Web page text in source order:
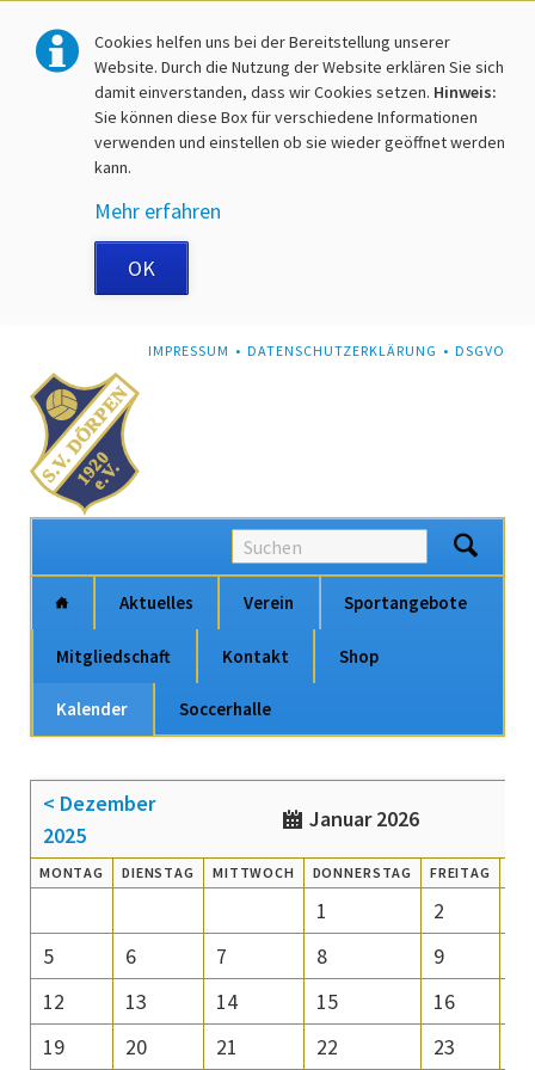
Cookies helfen uns bei der Bereitstellung unserer
Website. Durch die Nutzung der Website erklären Sie sich
damit einverstanden, dass wir Cookies setzen. Hinweis:
Sie können diese Box für verschiedene Informationen
verwenden und einstellen ob sie wieder geöffnet werden
kann.
Mehr erfahren
OK
NAVIGATION
IMPRESSUM DATENSCHUTZERKLÄRUNG DSGVO
Aktuelles Verein Sportangebote
Mitgliedschaft Kontakt Shop
Kalender Soccerhalle
überspringen
< Dezember
2025
Januar 2026
MONTAG DIENSTAG MITTWOCH DONNERSTAG FREITAG
1 2
5
6 7 8 9
12
13 14 15 16
19
20 21 22 23